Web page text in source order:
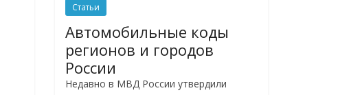
Статьи
Автомобильные коды
регионов и городов
России
Недавно в МВД России утвердили